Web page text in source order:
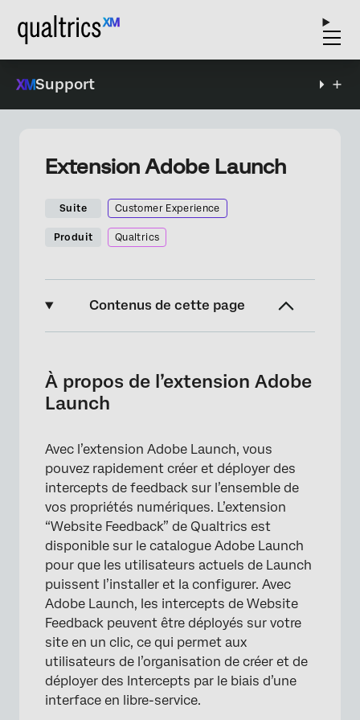
Support
Extension Adobe Launch
Suite Customer Experience
Produit Qualtrics
Contenus de cette page
Configuration de l’extension Website
Feedback
À propos de l’extension Adobe
Launch
Avec l’extension Adobe Launch, vous
pouvez rapidement créer et déployer des
intercepts de feedback sur l’ensemble de
vos propriétés numériques. L’extension
“Website Feedback” de Qualtrics est
disponible sur le catalogue Adobe Launch
pour que les utilisateurs actuels de Launch
puissent l’installer et la configurer. Avec
Adobe Launch, les intercepts de Website
Feedback peuvent être déployés sur votre
site en un clic, ce qui permet aux
utilisateurs de l’organisation de créer et de
déployer des Intercepts par le biais d’une
interface en libre-service.